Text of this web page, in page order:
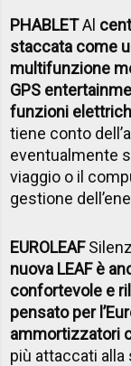
PHABLETAl
staccata come
multifunzione
GPS
funzioni
tiene conto
eventualmente
viaggio o il
gestione
EUROLEAF
nuova LEAF è
confortevole e
pensato per
ammortizzatori
più attaccati alla